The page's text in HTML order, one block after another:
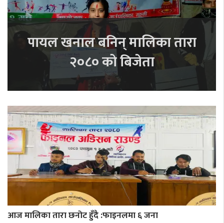
पायल खनाल बनिन् मालिका तारा
२०८० को बिजेता
आज मालिका तारा छनोट हुँदै :फाइनलमा ६ जना